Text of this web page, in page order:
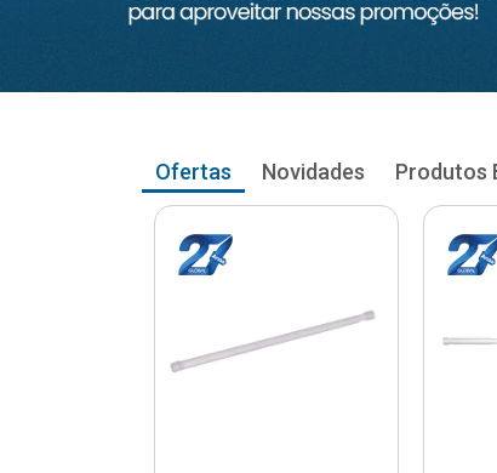
Ofertas Novidades Produtos